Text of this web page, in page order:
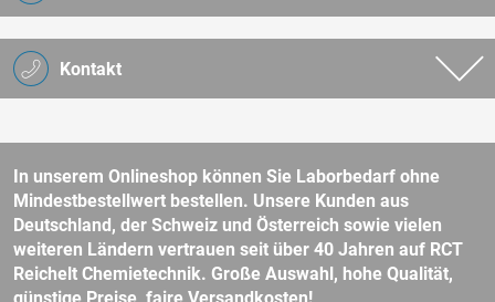
Kontakt
In unserem Onlineshop können Sie Laborbedarf ohne
Mindestbestellwert bestellen. Unsere Kunden aus
Deutschland, der Schweiz und Österreich sowie vielen
weiteren Ländern vertrauen seit über 40 Jahren auf RCT
Reichelt Chemietechnik. Große Auswahl, hohe Qualität,